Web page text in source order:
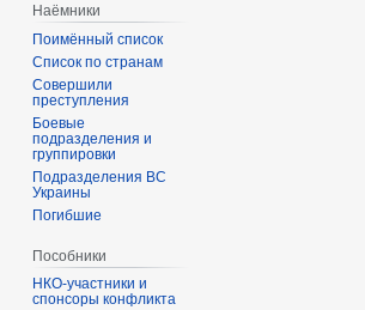
Наёмники
Поимённый список
Список по странам
Совершили
преступления
Боевые
подразделения и
группировки
Подразделения ВС
Украины
Погибшие
Пособники
спонсоры конфликта